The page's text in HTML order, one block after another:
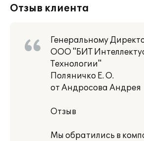
Отзыв клиента
Генеральному
ООО "БИТ
Технологии"
Поляничко Е. О.
от Андросова Андрея
Отзыв
Мы обратились в